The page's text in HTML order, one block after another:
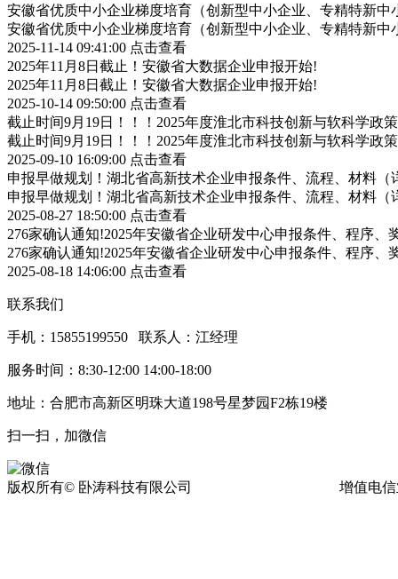
安徽省优质中小企业梯度培育（创新型中小企业、专精特新中
安徽省优质中小企业梯度培育（创新型中小企业、专精特新中
2025-11-14 09:41:00 点击查看
2025年11月8日截止！安徽省大数据企业申报开始!
2025年11月8日截止！安徽省大数据企业申报开始!
2025-10-14 09:50:00 点击查看
截止时间9月19日！！！2025年度淮北市科技创新与软科学
截止时间9月19日！！！2025年度淮北市科技创新与软科学
2025-09-10 16:09:00 点击查看
申报早做规划！湖北省高新技术企业申报条件、流程、材料（
申报早做规划！湖北省高新技术企业申报条件、流程、材料（
2025-08-27 18:50:00 点击查看
276家确认通知!2025年安徽省企业研发中心申报条件、程序、
276家确认通知!2025年安徽省企业研发中心申报条件、程序、
2025-08-18 14:06:00 点击查看
联系我们
手机：15855199550 联系人：江经理
服务时间：8:30-12:00 14:00-18:00
地址：合肥市高新区明珠大道198号星梦园F2栋19楼
扫一扫，加微信
版权所有© 卧涛科技有限公司 增值电